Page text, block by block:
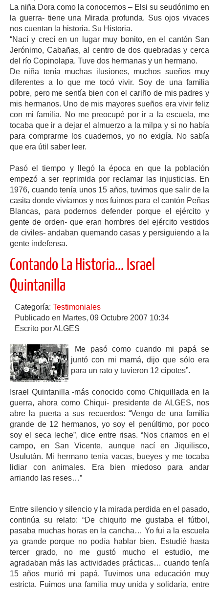
La niña Dora como la conocemos – Elsi su seudónimo en
la guerra- tiene una Mirada profunda. Sus ojos vivaces
nos cuentan la historia. Su Historia.
“Nací y crecí en un lugar muy bonito, en el cantón San
Jerónimo, Cabañas, al centro de dos quebradas y cerca
del río Copinolapa. Tuve dos hermanas y un hermano.
De niña tenía muchas ilusiones, muchos sueños muy
diferentes a lo que me tocó vivir. Soy de una familia
pobre, pero me sentía bien con el cariño de mis padres y
mis hermanos. Uno de mis mayores sueños era vivir feliz
con mi familia. No me preocupé por ir a la escuela, me
tocaba que ir a dejar el almuerzo a la milpa y si no había
para comprarme los cuadernos, yo no exigía. No sabía
que era útil saber leer.
Pasó el tiempo y llegó la época en que la población
empezó a ser reprimida por reclamar las injusticias. En
1976, cuando tenía unos 15 años, tuvimos que salir de la
casita donde vivíamos y nos fuimos para el cantón Peñas
Blancas, para podernos defender porque el ejército y
gente de orden- que eran hombres del ejército vestidos
de civiles- andaban quemando casas y persiguiendo a la
gente indefensa.
Contando La Historia... Israel
Quintanilla
Categoría: Testimoniales
Publicado en Martes, 09 Octubre 2007 10:34
Escrito por ALGES
Me pasó como cuando mi papá se
juntó con mi mamá, dijo que sólo era
para un rato y tuvieron 12 cipotes”.
Israel Quintanilla -más conocido como Chiquillada en la
guerra, ahora como Chiqui- presidente de ALGES, nos
abre la puerta a sus recuerdos: “Vengo de una familia
grande de 12 hermanos, yo soy el penúltimo, por poco
soy el seca leche”, dice entre risas. “Nos criamos en el
campo, en San Vicente, aunque nací en Jiquilisco,
Usulután. Mi hermano tenía vacas, bueyes y me tocaba
lidiar con animales. Era bien miedoso para andar
arriando las reses…”
Entre silencio y silencio y la mirada perdida en el pasado,
continúa su relato: “De chiquito me gustaba el fútbol,
pasaba muchas horas en la cancha… Yo fui a la escuela
ya grande porque no podía hablar bien. Estudié hasta
tercer grado, no me gustó mucho el estudio, me
agradaban más las actividades prácticas… cuando tenía
15 años murió mi papá. Tuvimos una educación muy
estricta. Fuimos una familia muy unida y solidaria, entre